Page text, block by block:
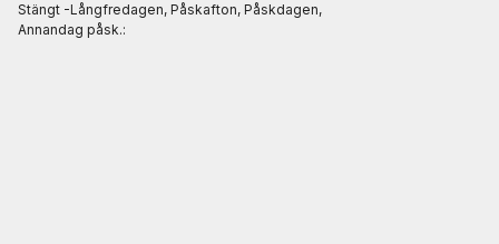
Stängt -Långfredagen, Påskafton, Påskdagen,
Annandag påsk.: